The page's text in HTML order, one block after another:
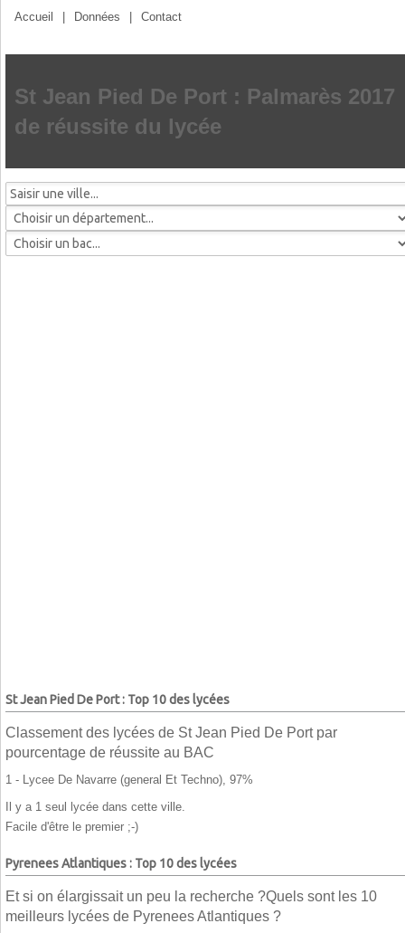
Accueil Données Contact
St Jean Pied De Port : Palmarès 2017
de réussite du lycée
St Jean Pied De Port : Top 10 des lycées
Classement des lycées de St Jean Pied De Port par
pourcentage de réussite au BAC
1 - Lycee De Navarre (general Et Techno), 97%
Il y a 1 seul lycée dans cette ville.
Facile d'être le premier ;-)
Pyrenees Atlantiques : Top 10 des lycées
Et si on élargissait un peu la recherche ?Quels sont les 10
meilleurs lycées de Pyrenees Atlantiques ?